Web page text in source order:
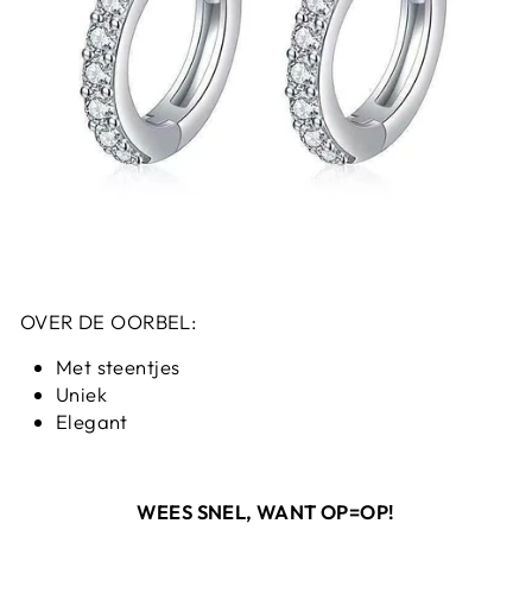
OVER DE OORBEL:
Met steentjes
Uniek
Elegant
WEES SNEL, WANT OP=OP!